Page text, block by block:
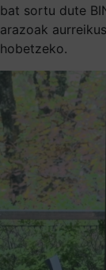
bat sortu dute
arazoak
hobetzeko.